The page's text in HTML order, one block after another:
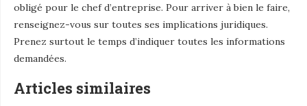
obligé pour le chef d’entreprise. Pour arriver à bien le faire,
renseignez-vous sur toutes ses implications juridiques.
Prenez surtout le temps d’indiquer toutes les informations
demandées.
Articles similaires